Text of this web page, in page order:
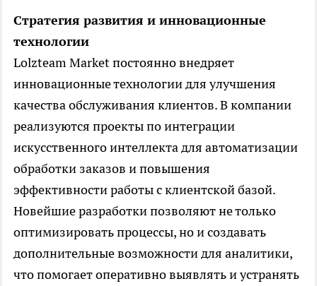
Стратегия развития и инновационные
технологии
Lolzteam Market постоянно внедряет
инновационные технологии для улучшения
качества обслуживания клиентов. В компании
реализуются проекты по интеграции
искусственного интеллекта для автоматизации
обработки заказов и повышения
эффективности работы с клиентской базой.
Новейшие разработки позволяют не только
оптимизировать процессы, но и создавать
дополнительные возможности для аналитики,
что помогает оперативно выявлять и устранять